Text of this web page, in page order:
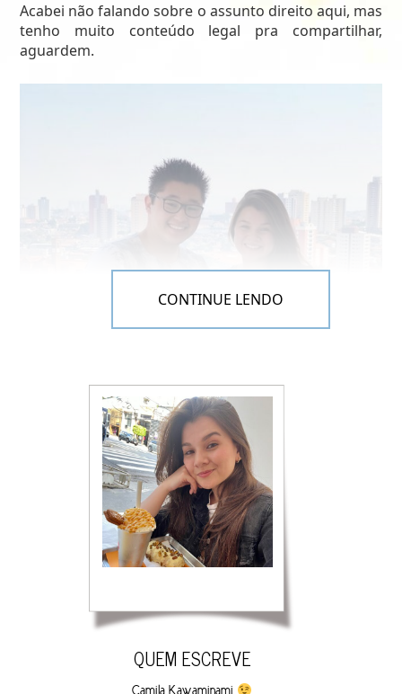
Acabei não falando sobre o assunto direito aqui, mas
tenho muito conteúdo legal pra compartilhar,
aguardem.
Visita técnica (a primeira vez que entramos no ap.) –
16/09/2019
CONTINUE LENDO
QUEM ESCREVE
Camila Kawaminami